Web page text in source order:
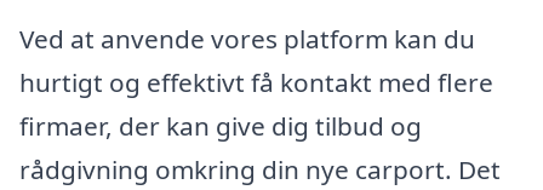
Ved at anvende vores platform kan du
hurtigt og effektivt få kontakt med flere
firmaer, der kan give dig tilbud og
rådgivning omkring din nye carport. Det